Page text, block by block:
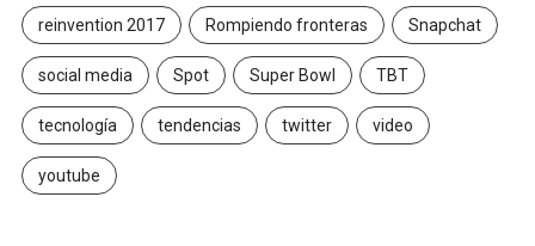
reinvention 2017 Rompiendo fronteras Snapchat
social media Spot Super Bowl TBT
tecnología tendencias twitter video
youtube